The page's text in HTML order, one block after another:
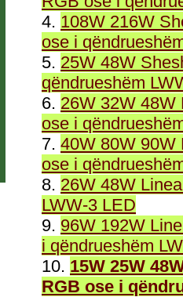
4. 108W 216W
ose i
5. 25W 48W
qëndrueshëm
6. 26W 32W 48W
ose i
7. 40W 80W 90W
ose i
8. 26W 48W
LWW-3 LED
9. 96W 192W
i qëndrueshëm
10. 15W 25W
RGB ose i